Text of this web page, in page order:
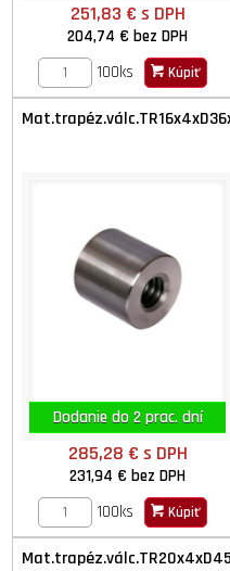
251,83 € s DPH
204,74 €bez DPH
100ks
Kúpiť
Dodanie do 2 prac. dní
285,28 € s DPH
231,94 €bez DPH
100ks
Kúpiť